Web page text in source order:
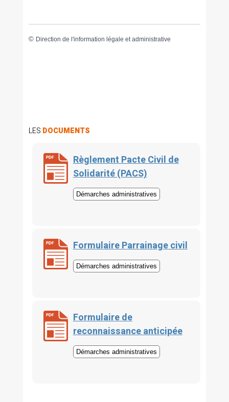
© Direction de l'information légale et administrative
LES DOCUMENTS
Règlement Pacte Civil de
Solidarité (PACS)
Démarches administratives
Formulaire Parrainage civil
Démarches administratives
Formulaire de
reconnaissance anticipée
Démarches administratives